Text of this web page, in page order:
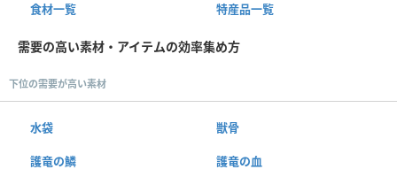
食材一覧 特産品一覧
需要の高い素材・アイテムの効率集め方
下位の需要が高い素材
水袋 獣骨
護竜の鱗 護竜の血